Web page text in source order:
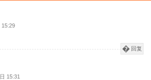
15:29
回复
15:31